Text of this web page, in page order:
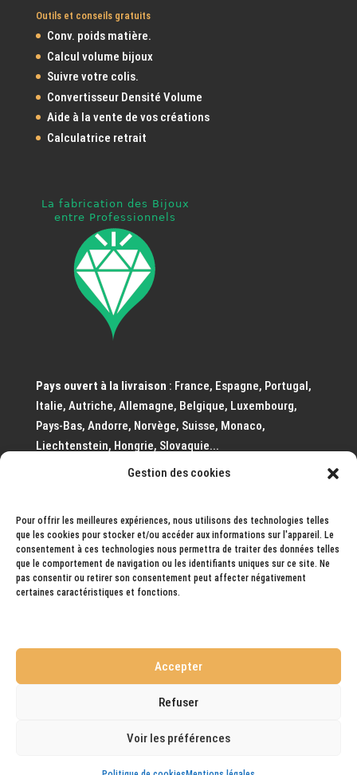
Gestion des cookies
Pour offrir les meilleures expériences, nous utilisons des technologies telles
que les cookies pour stocker et/ou accéder aux informations sur l'appareil. Le
consentement à ces technologies nous permettra de traiter des données telles
que le comportement de navigation ou les identifiants uniques sur ce site. Ne
pas consentir ou retirer son consentement peut affecter négativement
certaines caractéristiques et fonctions.
Accepter
Refuser
Voir les préférences
Outils et conseils gratuits
Conv. poids matière.
Calcul volume bijoux
Suivre votre colis.
Convertisseur Densité Volume
Aide à la vente de vos créations
Calculatrice retrait
Pays ouvert à la livraison : France, Espagne, Portugal,
Italie, Autriche, Allemagne, Belgique, Luxembourg,
Pays-Bas, Andorre, Norvège, Suisse, Monaco,
Liechtenstein, Hongrie, Slovaquie...
Autriche.
Conditions générales de ventes
Mon Compte
Contact Politique de cookies (UE)